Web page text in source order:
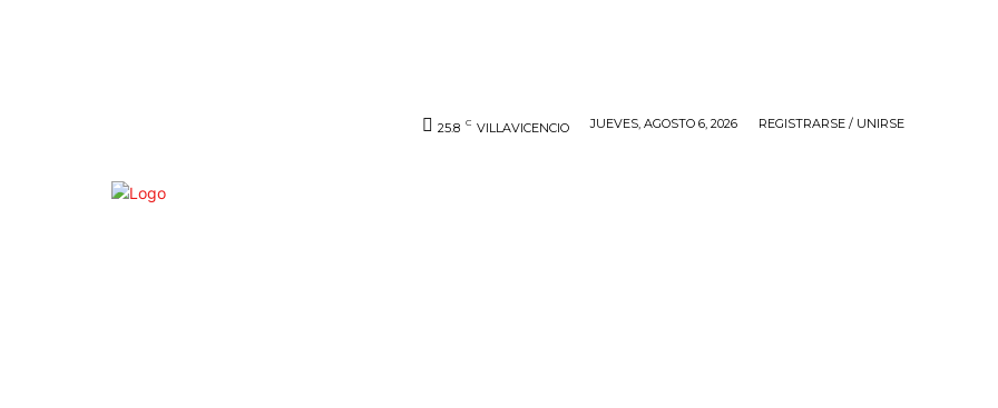
25.8 C VILLAVICENCIO JUEVES, AGOSTO 6, 2026 REGISTRARSE / UNIRSE